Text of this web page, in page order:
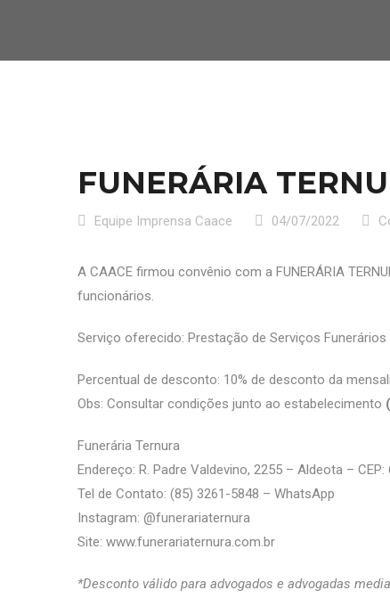
FUNERÁRIA
Equipe Imprensa Caace 04/07/2022
A CAACE firmou convênio com a FUNERÁRIA
funcionários.
Serviço oferecido: Prestação de Serviços
Percentual de desconto: 10% de desconto da
Obs: Consultar condições junto ao estabelecimento
Funerária Ternura
Endereço: R. Padre Valdevino, 2255 – Aldeota – CEP:
Tel de Contato: (85) 3261-5848 – WhatsApp
Instagram: @‌funerariaternura
Site: www.funerariaternura.com.br
*Desconto válido para advogados e advogadas